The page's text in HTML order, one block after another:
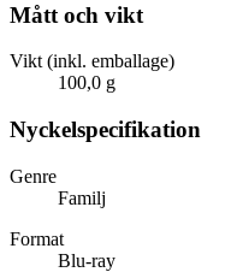
Mått och vikt
Vikt (inkl. emballage)
100,0 g
Nyckelspecifikation
Genre
Familj
Format
Blu-ray